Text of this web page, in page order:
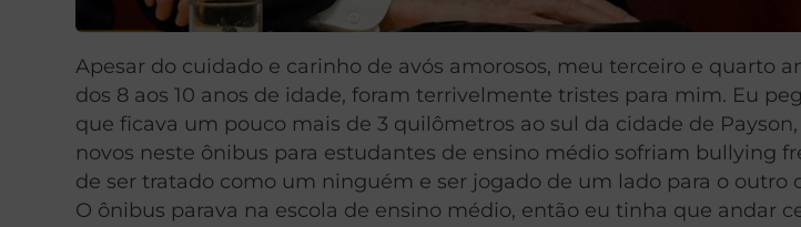
Apesar do cuidado e carinho de avós amorosos, meu terceiro e quarto
dos 8 aos 10 anos de idade, foram terrivelmente tristes para mim. Eu
que ficava um pouco mais de 3 quilômetros ao sul da cidade de
novos neste ônibus para estudantes de ensino médio sofriam bullying
de ser tratado como um ninguém e ser jogado de um lado para o outro
O ônibus parava na escola de ensino médio, então eu tinha que andar